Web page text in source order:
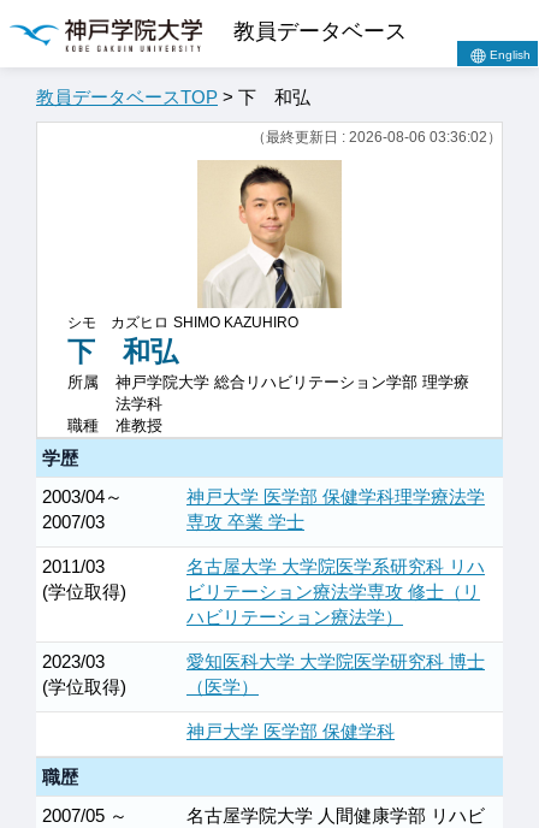
教員データベース
English
教員データベースTOP > 下 和弘
（最終更新日 : 2026-08-06 03:36:02）
シモ カズヒロ SHIMO KAZUHIRO
下 和弘
所属
神戸学院大学 総合リハビリテーション学部 理学療
法学科
職種
准教授
学歴
2003/04～
2007/03
神戸大学 医学部 保健学科理学療法学
専攻 卒業 学士
2011/03
(学位取得)
名古屋大学 大学院医学系研究科 リハ
ビリテーション療法学専攻 修士（リ
ハビリテーション療法学）
2023/03
(学位取得)
愛知医科大学 大学院医学研究科 博士
（医学）
神戸大学 医学部 保健学科
職歴
2007/05 ～
名古屋学院大学 人間健康学部 リハビ